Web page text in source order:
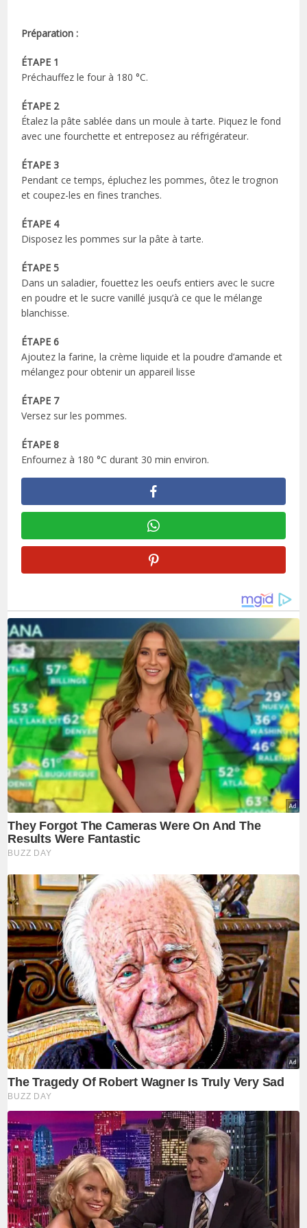
Préparation :
ÉTAPE 1
Préchauffez le four à 180 °C.
ÉTAPE 2
Étalez la pâte sablée dans un moule à tarte. Piquez le fond
avec une fourchette et entreposez au réfrigérateur.
ÉTAPE 3
Pendant ce temps, épluchez les pommes, ôtez le trognon
et coupez-les en fines tranches.
ÉTAPE 4
Disposez les pommes sur la pâte à tarte.
ÉTAPE 5
Dans un saladier, fouettez les oeufs entiers avec le sucre
en poudre et le sucre vanillé jusqu’à ce que le mélange
blanchisse.
ÉTAPE 6
Ajoutez la farine, la crème liquide et la poudre d’amande et
mélangez pour obtenir un appareil lisse
ÉTAPE 7
Versez sur les pommes.
ÉTAPE 8
Enfournez à 180 °C durant 30 min environ.